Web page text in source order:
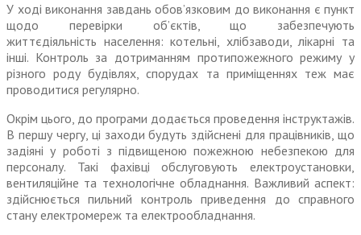
У ході виконання завдань обов’язковим до виконання є пункт
щодо перевірки об’єктів, що забезпечують
життєдіяльність населення: котельні, хлібзаводи, лікарні та
інші. Контроль за дотриманням протипожежного режиму у
різного роду будівлях, спорудах та приміщеннях теж має
проводитися регулярно.
Окрім цього, до програми додається проведення інструктажів.
В першу чергу, ці заходи будуть здійснені для працівників, що
задіяні у роботі з підвищеною пожежною небезпекою для
персоналу. Такі фахівці обслуговують електроустановки,
вентиляційне та технологічне обладнання. Важливий аспект:
здійснюється пильний контроль приведення до справного
стану електромереж та електрообладнання.